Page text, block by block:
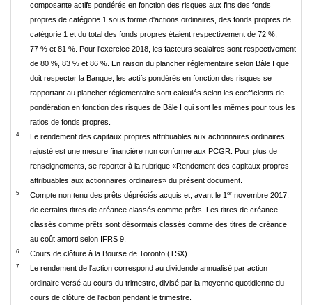
composante actifs pondérés en fonction des risques aux fins des fonds
propres de catégorie 1 sous forme d'actions ordinaires, des fonds propres de
catégorie 1 et du total des fonds propres étaient respectivement de 72 %,
77 % et 81 %. Pour l'exercice 2018, les facteurs scalaires sont respectivement
de 80 %, 83 % et 86 %. En raison du plancher réglementaire selon Bâle I que
doit respecter la Banque, les actifs pondérés en fonction des risques se
rapportant au plancher réglementaire sont calculés selon les coefficients de
pondération en fonction des risques de Bâle I qui sont les mêmes pour tous les
ratios de fonds propres.
4
Le rendement des capitaux propres attribuables aux actionnaires ordinaires
rajusté est une mesure financière non conforme aux PCGR. Pour plus de
renseignements, se reporter à la rubrique «Rendement des capitaux propres
attribuables aux actionnaires ordinaires» du présent document.
5 Compte non tenu des prêts dépréciés acquis et, avant le 1 er novembre 2017,
de certains titres de créance classés comme prêts. Les titres de créance
classés comme prêts sont désormais classés comme des titres de créance
au coût amorti selon IFRS 9.
6 Cours de clôture à la Bourse de Toronto (TSX).
7
Le rendement de l'action correspond au dividende annualisé par action
ordinaire versé au cours du trimestre, divisé par la moyenne quotidienne du
cours de clôture de l'action pendant le trimestre.